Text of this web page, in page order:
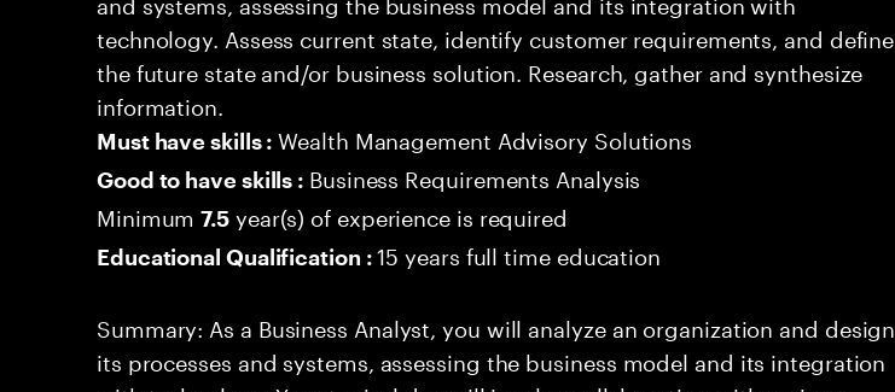
technology. Assess current state, identify customer requirements, and define
the future state and/or business solution. Research, gather and synthesize
information.
Must have skills :Wealth Management Advisory Solutions
Good to have skills : Business Requirements Analysis
Minimum7.5 year(s) of experience is required
Educational Qualification :15 years full time education
Summary: As a Business Analyst, you will analyze an organization and design
its processes and systems, assessing the business model and its integration